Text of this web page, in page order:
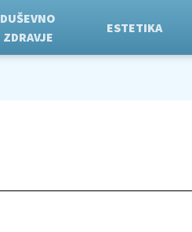
DUŠEVNO
ZDRAVJE
ESTETIKA